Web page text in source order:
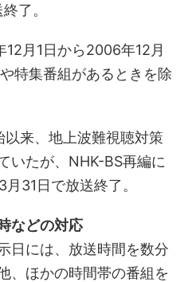
了。
月1日から2006年12月
特集番組があるときを除
来、地上波難視聴対策
いたが、NHK-BS再編に
31日で放送終了。
などの対応
日には、放送時間を数分
、ほかの時間帯の番組を